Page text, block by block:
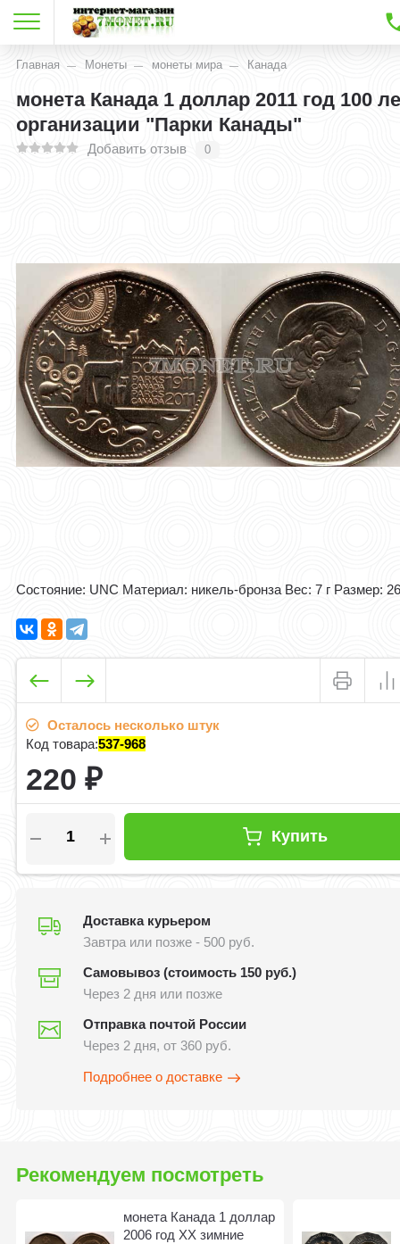
Главная Монеты монеты мира Канада
монета Канада 1 доллар 2011 год 100
организации "Парки Канады"
Добавить отзыв 0
Состояние: UNC Материал: никель-бронза Вес: 7 г Размер:
Осталось несколько штук
Код товара:537-968
220₽
Купить
Доставка курьером
Завтра или позже - 500 руб.
Самовывоз (стоимость 150 руб.)
Через 2 дня или позже
Отправка почтой России
Через 2 дня, от 360 руб.
Подробнее о доставке
Рекомендуем посмотреть
монета Канада 1 доллар
2006 год XX зимние